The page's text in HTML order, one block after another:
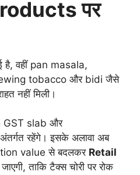
पर
है, वहीं pan masala,
tobacco और bidi जैसे
नहीं मिली।
GST slab और
रहेंगे। इसके अलावा अब
value से बदलकर Retail
ताकि टैक्स चोरी पर रोक